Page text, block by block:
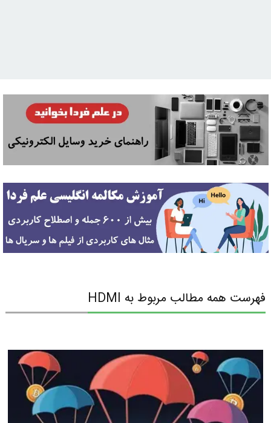
فهرست همه مطالب مربوط به HDMI